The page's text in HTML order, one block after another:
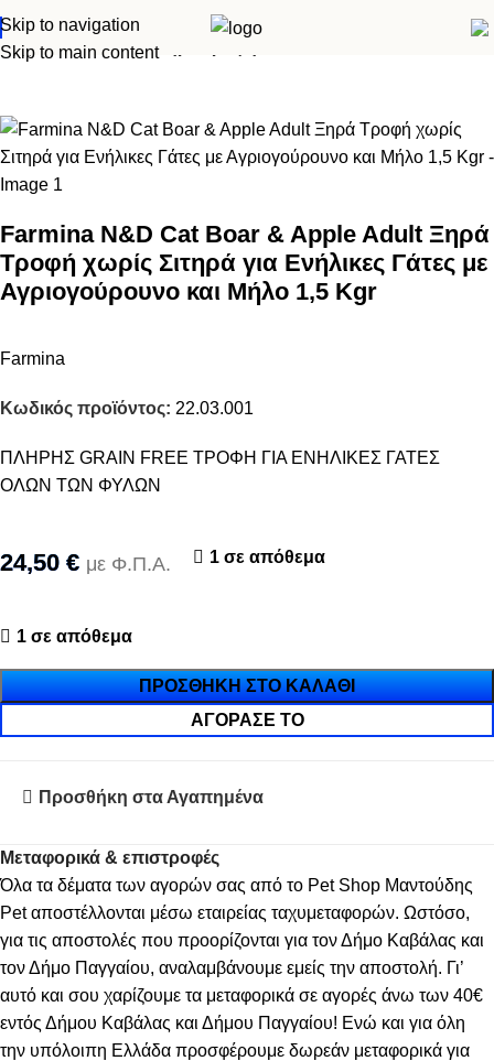
Skip to navigation
Skip to main content
Αρχική σελίδα Γάτα Ξηρά τροφή
Farmina N&D Cat Boar & Apple Adult Ξηρά
Τροφή χωρίς Σιτηρά για Ενήλικες Γάτες με
Αγριογούρουνο και Μήλο 1,5 Kgr
Farmina
Κωδικός προϊόντος: 22.03.001
ΠΛΗΡΗΣ GRAIN FREE ΤΡΟΦΗ ΓΙΑ ΕΝΗΛΙΚΕΣ ΓΑΤΕΣ
ΟΛΩΝ ΤΩΝ ΦΥΛΩΝ
24,50 € με Φ.Π.Α. 1 σε απόθεμα
1 σε απόθεμα
ΠΡΟΣΘΉΚΗ ΣΤΟ ΚΑΛΆΘΙ
ΑΓΌΡΑΣΈ ΤΟ
Προσθήκη στα Αγαπημένα
Μεταφορικά & επιστροφές
Όλα τα δέματα των αγορών σας από το Pet Shop Μαντούδης
Pet αποστέλλονται μέσω εταιρείας ταχυμεταφορών. Ωστόσο,
για τις αποστολές που προορίζονται για τον Δήμο Καβάλας και
τον Δήμο Παγγαίου, αναλαμβάνουμε εμείς την αποστολή. Γι’
αυτό και σου χαρίζουμε τα μεταφορικά σε αγορές άνω των 40€
εντός Δήμου Καβάλας και Δήμου Παγγαίου! Ενώ και για όλη
την υπόλοιπη Ελλάδα προσφέρουμε δωρεάν μεταφορικά για